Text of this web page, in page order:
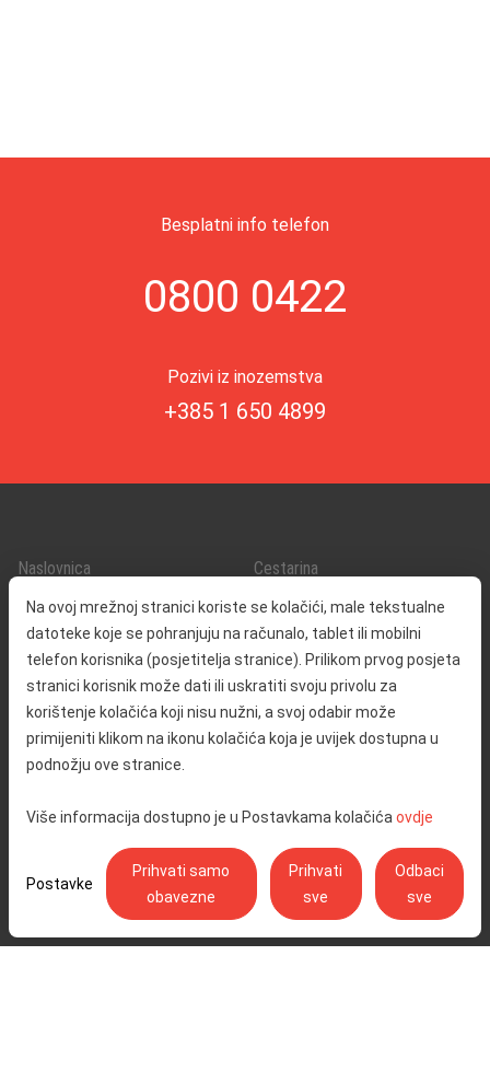
Na ovoj mrežnoj stranici koriste se kolačići, male tekstualne
datoteke koje se pohranjuju na računalo, tablet ili mobilni
telefon korisnika (posjetitelja stranice). Prilikom prvog posjeta
stranici korisnik može dati ili uskratiti svoju privolu za
korištenje kolačića koji nisu nužni, a svoj odabir može
primijeniti klikom na ikonu kolačića koja je uvijek dostupna u
podnožju ove stranice.
Više informacija dostupno je u Postavkama kolačića ovdje
Postavke
Prihvati samo
obavezne
Prihvati
sve
Odbaci
sve
Besplatni info telefon
0800 0422
Pozivi iz inozemstva
+385 1 650 4899
Naslovnica
O nama
Kontakt
Cestarina
Promet i sigurnost
Servisne informacije
Reklamacija
Javna nabava
Odnosi s javnošću
Izjava o pristupačnosti
Postavke kolačića